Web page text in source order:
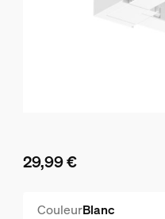
29,99 €
CouleurBlanc